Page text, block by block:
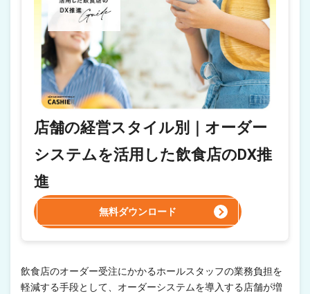
店舗の経営スタイル別｜オーダー
システムを活用した飲食店のDX推
進
無料ダウンロード
飲食店のオーダー受注にかかるホールスタッフの業務負担を
軽減する手段として、オーダーシステムを導入する店舗が増